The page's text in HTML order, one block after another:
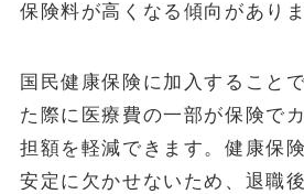
保険料が高くなる傾向がありま
国民健康保険に加入すること
た際に医療費の一部が保険で
担額を軽減できます。健康保
安定に欠かせないため、退職